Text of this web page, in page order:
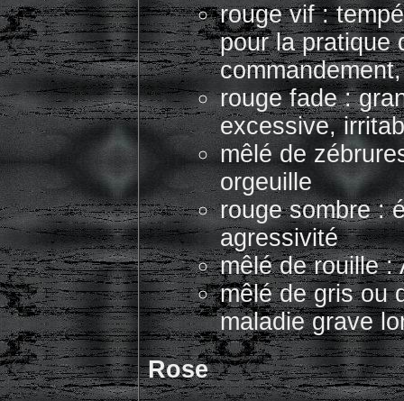
rouge vif :
pour la pratique
rouge fade :
excessive,
mêlé de
orgeuille
rouge sombre :
agressivité
mêlé de rouille :
mêlé de gris ou
maladie grave
Rose